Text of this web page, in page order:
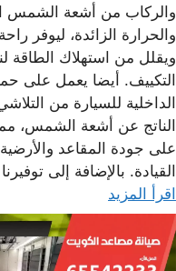
والركاب من أشعة الشمس
والحرارة الزائدة، ليوفر راحة
ويقلل من استهلاك الطاقة
التكييف. أيضا يعمل على
الداخلية للسيارة من
الناتج عن أشعة الشمس،
على جودة المقاعد
القيادة. بالإضافة إلى
اقرأ المزيد